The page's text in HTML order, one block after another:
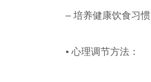
– 培养健康饮食习惯
• 心理调节方法：